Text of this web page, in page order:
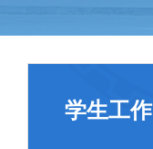
学生工作